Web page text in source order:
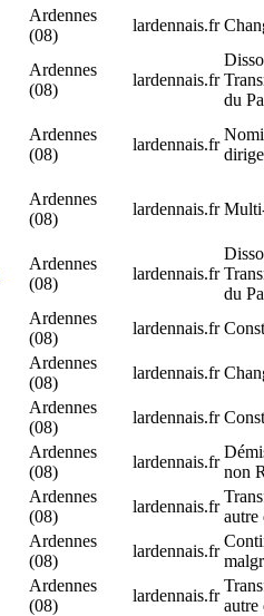
Ardennes
(08)
lardennais.fr
Ardennes
(08)
lardennais.fr
du
Ardennes
(08)
lardennais.fr
Ardennes
(08)
lardennais.fr
Ardennes
(08)
lardennais.fr
du
Ardennes
(08)
lardennais.fr
Ardennes
(08)
lardennais.fr
Ardennes
(08)
lardennais.fr
Ardennes
(08)
lardennais.fr
non
Ardennes
(08)
lardennais.fr
autre
Ardennes
(08)
lardennais.fr
Ardennes
(08)
lardennais.fr
autre